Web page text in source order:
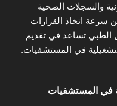
والسجلات الصحية
سرعة اتخاذ القرارات
الطبي تساعد في تقديم
في المستشفيات.
في المستشفيات